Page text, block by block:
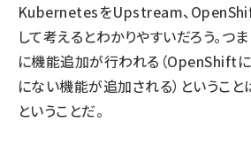
KubernetesをUpstream、
して考えるとわかりやすいだろう。つ
に機能追加が行われる（OpenShift
にない機能が追加される）というこ
ということだ。